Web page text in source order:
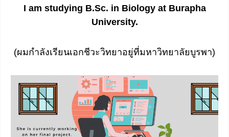
I am studying B.Sc. in Biology at Burapha
University.
(ผมกำลังเรียนเอกชีวะวิทยาอยู่ที่มหาวิทยาลัยบูรพา)